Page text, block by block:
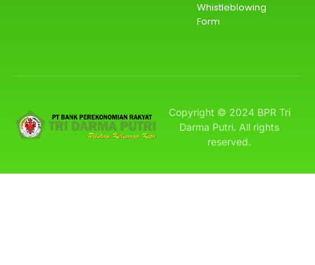
Whistleblowing
Form
Copyright © 2024 BPR Tri
Darma Putri. All rights
reserved.